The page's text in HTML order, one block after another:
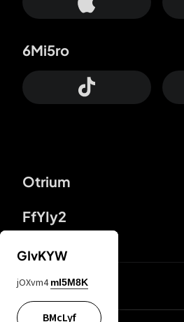
Otrium
FfYIy2
6Mi5ro
DDcvSo
GIvKYW
jOXvm4 mI5M8K
BMcLyf